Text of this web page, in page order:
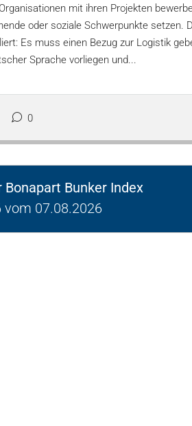
mit ihren Projekten
oder soziale Schwerpunkte setzen.
Es muss einen Bezug zur Logistik
Sprache vorliegen und...
0
Bunker Index
vom 07.08.2026